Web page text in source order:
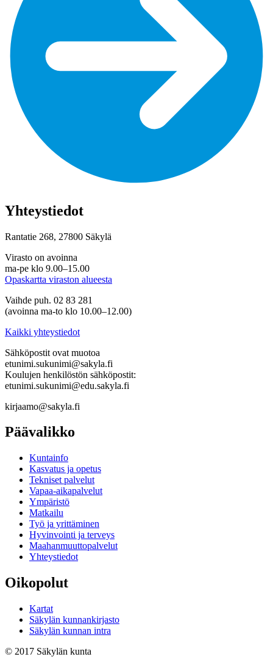
Yhteystiedot
Rantatie 268, 27800 Säkylä
Virasto on avoinna
ma-pe klo 9.00–15.00
Opaskartta viraston alueesta
Vaihde puh. 02 83 281
(avoinna ma-to klo 10.00–12.00)
Kaikki yhteystiedot
Sähköpostit ovat muotoa
etunimi.sukunimi@sakyla.fi
Koulujen henkilöstön sähköpostit:
etunimi.sukunimi@edu.sakyla.fi
kirjaamo@sakyla.fi
Päävalikko
Kunta­info
Kasvatus ja opetus
Tekniset palvelut
Vapaa-aika­palvelut
Ympä­ristö
Mat­kailu
Työ ja yrittä­minen
Hyvinvointi ja terveys
Maahanmuuttopalvelut
Yhteystiedot
Oikopolut
Kartat
Säkylän kunnankirjasto
Säkylän kunnan intra
© 2017 Säkylän kunta